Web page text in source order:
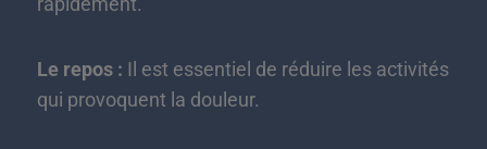
Le repos : Il est essentiel de réduire les activités
qui provoquent la douleur.